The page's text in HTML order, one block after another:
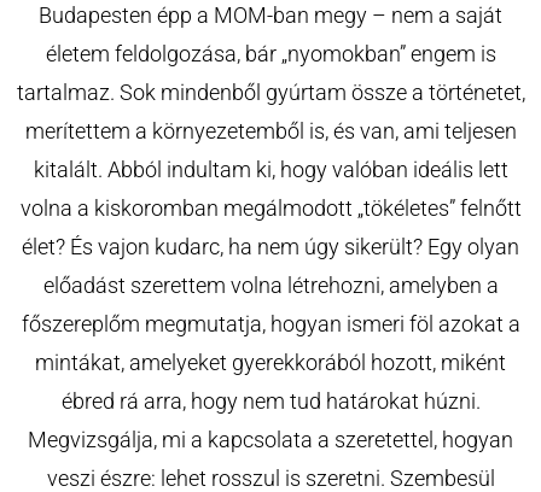
Budapesten épp a MOM-ban megy – nem a saját
életem feldolgozása, bár „nyomokban” engem is
tartalmaz. Sok mindenből gyúrtam össze a történetet,
merítettem a környezetemből is, és van, ami teljesen
kitalált. Abból indultam ki, hogy valóban ideális lett
volna a kiskoromban megálmodott „tökéletes” felnőtt
élet? És vajon kudarc, ha nem úgy sikerült? Egy olyan
előadást szerettem volna létrehozni, amelyben a
főszereplőm megmutatja, hogyan ismeri föl azokat a
mintákat, amelyeket gyerekkorából hozott, miként
ébred rá arra, hogy nem tud határokat húzni.
Megvizsgálja, mi a kapcsolata a szeretettel, hogyan
veszi észre: lehet rosszul is szeretni. Szembesül